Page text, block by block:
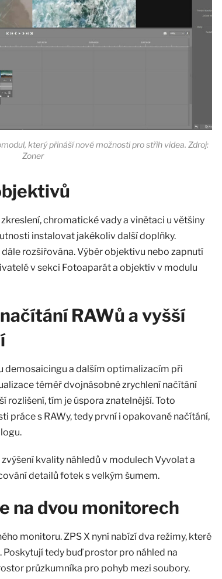
který přináší nové možnosti pro střih videa. Zdroj:
Zoner
chromatické vady a vinětaci u většiny
instalovat jakékoliv další doplňky.
rozšiřována. Výběr objektivu nebo zapnutí
v sekci Fotoaparát a objektiv v modulu
RAWů a vyšší
demosaicingu a dalším optimalizacím při
téměř dvojnásobné zrychlení načítání
rozlišení, tím je úspora znatelnější. Toto
práce s RAWy, tedy první i opakované načítání,
kvality náhledů v modulech Vyvolat a
detailů fotek s velkým šumem.
na dvou monitorech
monitoru. ZPS X nyní nabízí dva režimy, které
tedy buď prostor pro náhled na
průzkumníka pro pohyb mezi soubory.